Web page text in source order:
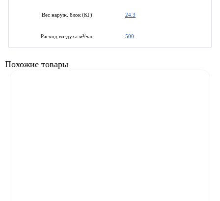
Вес наруж. блок (КГ) 24.3
Расход воздуха м³/час 500
Похожие товары